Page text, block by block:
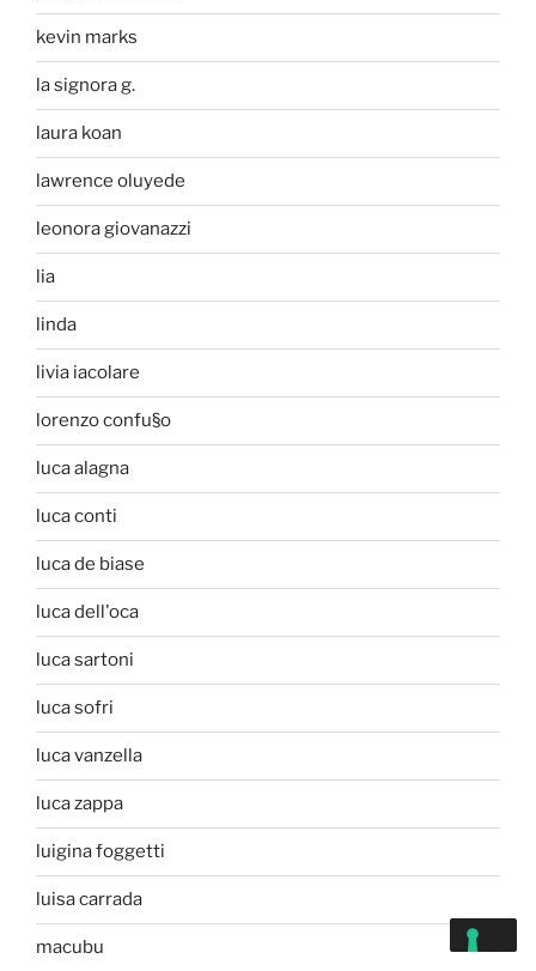
kevin marks
la signora g.
laura koan
lawrence oluyede
leonora giovanazzi
lia
linda
livia iacolare
lorenzo confu§o
luca alagna
luca conti
luca de biase
luca dell'oca
luca sartoni
luca sofri
luca vanzella
luca zappa
luigina foggetti
luisa carrada
macubu